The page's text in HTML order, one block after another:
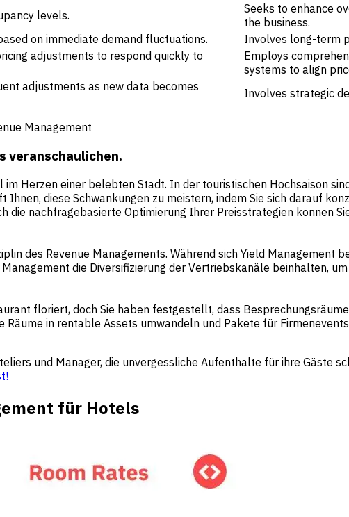
levels.
Seeks to enhance
the business.
on immediate demand fluctuations.
Involves long-term
adjustments to respond quickly to
Employs
systems to align
adjustments as new data becomes
Involves strategic
Management
veranschaulichen.
im Herzen einer belebten Stadt. In der touristischen Hochsaison
diese Schwankungen zu meistern, indem Sie sich darauf
die nachfragebasierte Optimierung Ihrer Preisstrategien können
des Revenue Managements. Während sich Yield Management
die Diversifizierung der Vertriebskanäle beinhalten,
floriert, doch Sie haben festgestellt, dass
Räume in rentable Assets umwandeln und Pakete für
und Manager, die unvergessliche Aufenthalte für ihre
für Hotels